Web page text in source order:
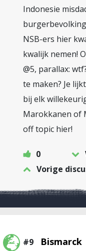
Indonesie
NSB-ers hier
kwalijk nemen!
@5, parallax:
te maken? Je
bij elk
Marokkanen of
off topic hier!
0
Vorige
#9 Bismarck